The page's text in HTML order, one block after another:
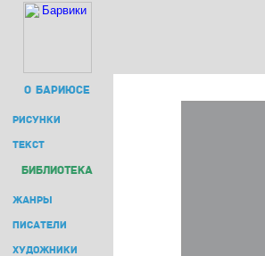
О БАРИЮСЕ
РИСУНКИ
ТЕКСТ
БИБЛИОТЕКА
ЖАНРЫ
ПИСАТЕЛИ
ХУДОЖНИКИ